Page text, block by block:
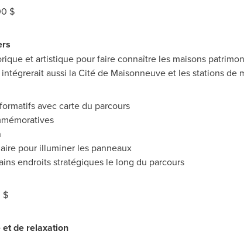
$
et artistique pour faire connaître les maisons
aussi la Cité de Maisonneuve et les stations de
avec carte du parcours
pour illuminer les panneaux
endroits stratégiques le long du parcours
$
de relaxation